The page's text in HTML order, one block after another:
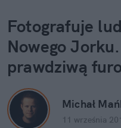
Fotografuje
Nowego
prawdziwą
Michał
11 września